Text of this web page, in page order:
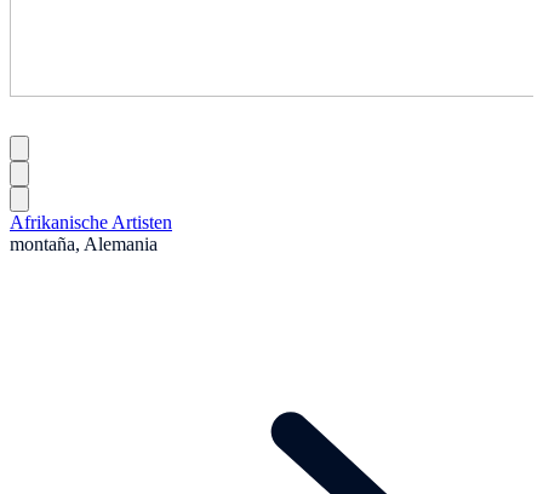
Afrikanische Artisten
montaña, Alemania